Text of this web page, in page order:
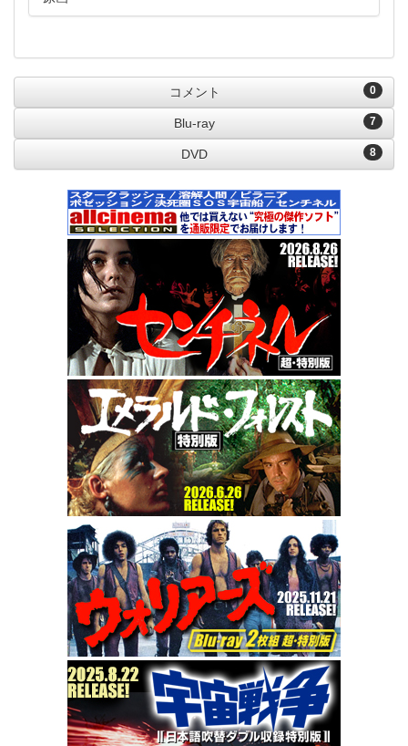
0
コメント
7
Blu-ray
8
DVD